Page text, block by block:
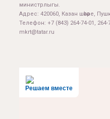
министрлыгы.
Адрес: 420060, Казан шәһәре,
Телефон: +7 (843) 264-74-01, 264-
mkrt@tatar.ru
Решаем вместе